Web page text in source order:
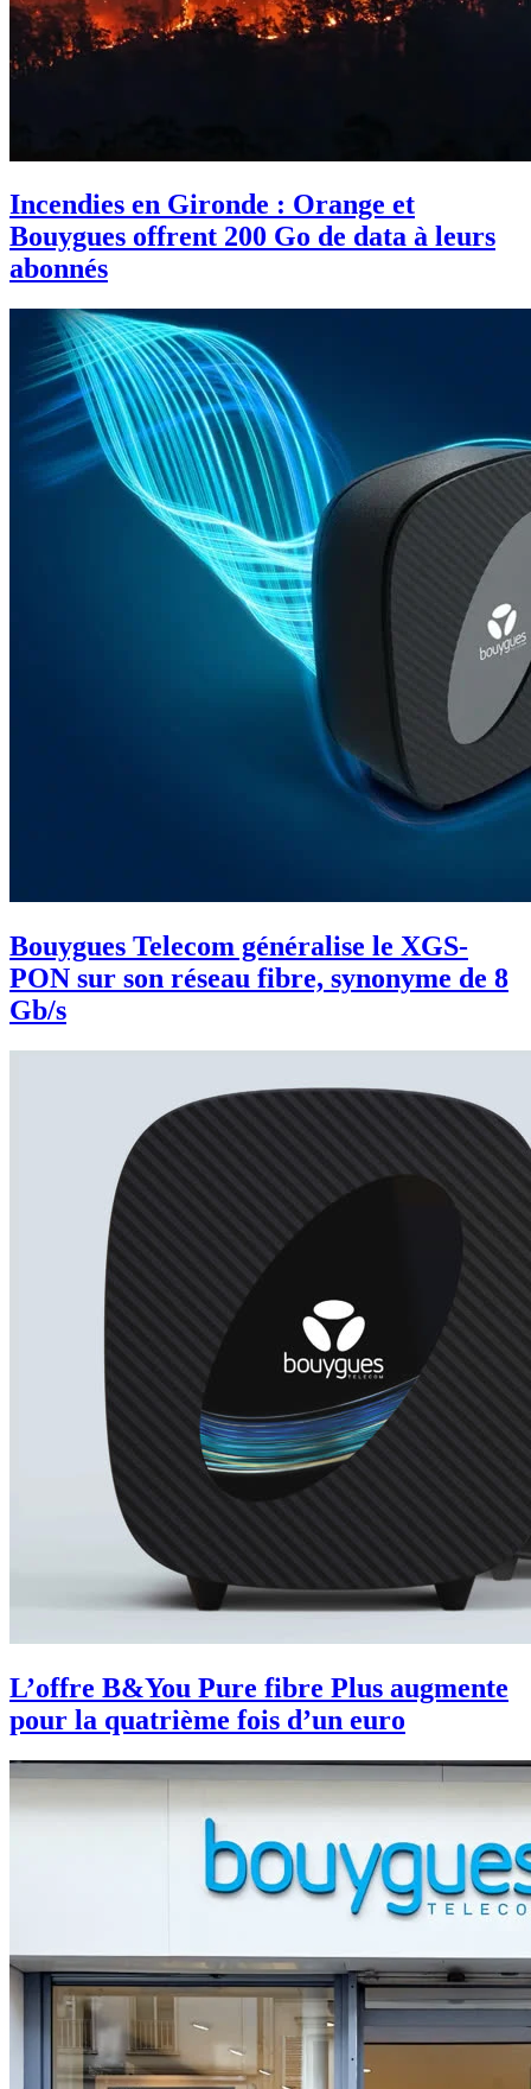
Incendies en Gironde : Orange et
Bouygues offrent 200 Go de data à leurs
abonnés
Bouygues Telecom généralise le XGS-
PON sur son réseau fibre, synonyme de 8
Gb/s
L’offre B&You Pure fibre Plus augmente
pour la quatrième fois d’un euro